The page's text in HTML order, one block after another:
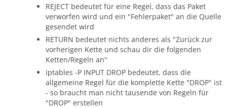
REJECT bedeutet für eine Regel, dass das Paket
verworfen wird und ein "Fehlerpaket" an die Quelle
gesendet wird
RETURN bedeutet nichts anderes als "Zurück zur
vorherigen Kette und schau dir die folgenden
Ketten/Regeln an"
iptables -P INPUT DROP bedeutet, dass die
allgemeine Regel für die komplette Kette "DROP" ist
- so braucht man nicht tausende von Regeln für
"DROP" erstellen